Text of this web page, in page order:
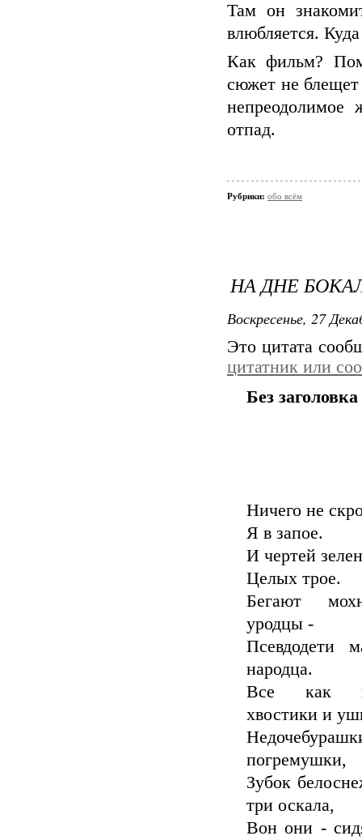
Там он
влюбляется.
Как фильм?
сюжет не блещет
отпад.
Рубрики: обо всём
НА ДНЕ
Воскресенье, 27
Это цитата
цитатник или
Без заголовка
Ничего не
Я в запое.
И чертей
Целых трое.
Бегают
уродцы -
Псевдодети
народца.
Все как
хвостики и
погремушки,
Зубок
три оскала,
Вон они -